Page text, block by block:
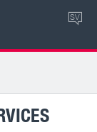
SV